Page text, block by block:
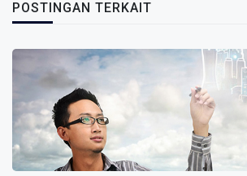
POSTINGAN TERKAIT